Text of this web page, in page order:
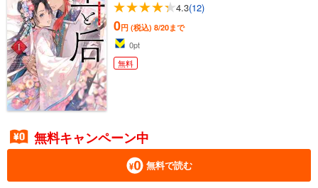
4.3(12)
0円 (税込) 8/20まで
0pt
無料
無料キャンペーン中
無料で読む